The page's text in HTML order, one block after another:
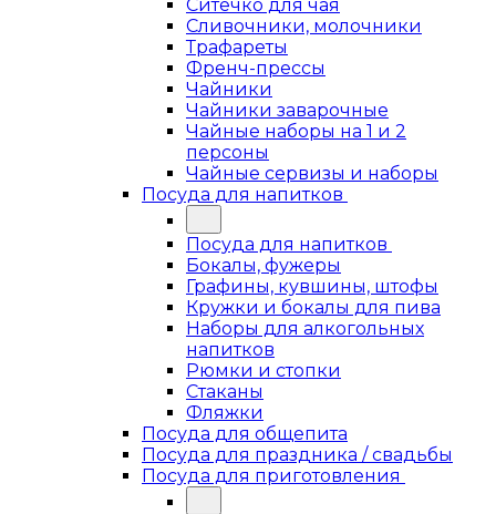
Ситечко для чая
Сливочники, молочники
Трафареты
Френч-прессы
Чайники
Чайники заварочные
Чайные наборы на 1 и 2
персоны
Чайные сервизы и наборы
Посуда для напитков
Посуда для напитков
Бокалы, фужеры
Графины, кувшины, штофы
Кружки и бокалы для пива
Наборы для алкогольных
напитков
Рюмки и стопки
Стаканы
Фляжки
Посуда для общепита
Посуда для праздника / свадьбы
Посуда для приготовления